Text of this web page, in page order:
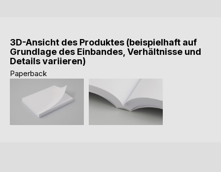
3D-Ansicht des Produktes (beispielhaft auf
Grundlage des Einbandes, Verhältnisse und
Details variieren)
Paperback